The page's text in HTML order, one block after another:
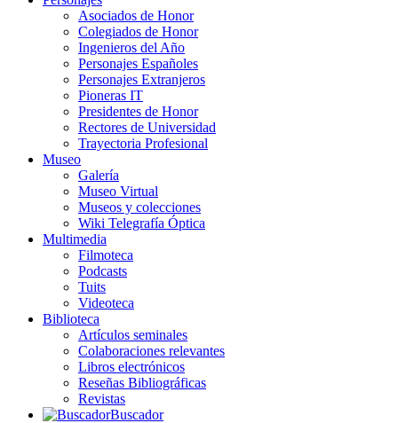
Asociados de Honor
Colegiados de Honor
Ingenieros del Año
Personajes Españoles
Personajes Extranjeros
Pioneras IT
Presidentes de Honor
Rectores de Universidad
Trayectoria Profesional
Museo
Galería
Museo Virtual
Museos y colecciones
Wiki Telegrafía Óptica
Multimedia
Filmoteca
Podcasts
Tuits
Videoteca
Biblioteca
Artículos seminales
Colaboraciones relevantes
Libros electrónicos
Reseñas Bibliográficas
Revistas
Buscador